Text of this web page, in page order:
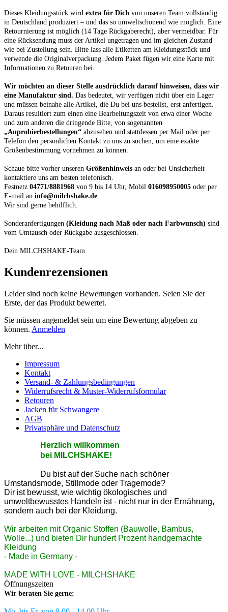
Dieses Kleidungsstück wird extra für Dich von unseren Team vollständig
in Deutschland produziert – und das so umweltschonend wie möglich. Eine
Retournierung ist möglich (14 Tage Rückgaberecht), aber vermeidbar. Für
eine Rücksendung muss der Artikel ungetragen und im gleichen Zustand
wie bei Zustellung sein. Bitte lass alle Etiketten am Kleidungsstück und
verwende die Originalverpackung. Jedem Paket fügen wir eine Karte mit
Informationen zu Retouren bei.
Wir möchten an dieser Stelle ausdrücklich darauf hinweisen, dass wir
eine Manufaktur sind. Das bedeutet, wir verfügen nicht über ein Lager
und müssen beinahe alle Artikel, die Du bei uns bestellst, erst anfertigen.
Daraus resultiert zum einen eine Bearbeitungszeit von etwa einer Woche
und zum anderen die dringende Bitte, von sogenannten
„Anprobierbestellungen“ abzusehen und stattdessen per Mail oder per
Telefon den persönlichen Kontakt zu uns zu suchen, um eine exakte
Größenbestimmung vornehmen zu können.
Schaue bitte vorher unseren Größenhinweis an oder bei Unsicherheit
kontaktiere uns am besten telefonisch.
Festnetz 04771/8881968 von 9 bis 14 Uhr, Mobil 016098950005 oder per
E-mail an info@milchshake.de
Wir sind gerne behilflich.
Sonderanfertigungen (Kleidung nach Maß oder nach Farbwunsch) sind
vom Umtausch oder Rückgabe ausgeschlossen.
Dein MILCHSHAKE-Team
Kundenrezensionen
Leider sind noch keine Bewertungen vorhanden. Seien Sie der
Erste, der das Produkt bewertet.
Sie müssen angemeldet sein um eine Bewertung abgeben zu
können. Anmelden
Mehr über...
Impressum
Kontakt
Versand- & Zahlungsbedingungen
Widerrufsrecht & Muster-Widerrufsformular
Retouren
Jacken für Schwangere
AGB
Privatsphäre und Datenschutz
Herzlich willkommen
bei MILCHSHAKE!
Du bist auf der Suche nach schöner
Umstandsmode, Stillmode oder Tragemode?
Dir ist bewusst, wie wichtig ökologisches und
umweltbewusstes Handeln ist - nicht nur in der Ernährung,
sondern auch bei der Kleidung.
Wir arbeiten mit Organic Stoffen (Bauwolle, Bambus,
Wolle...) und bieten Dir hundert Prozent handgemachte
Kleidung
- Made in Germany -
MADE WITH LOVE - MILCHSHAKE
Öffnungszeiten
Wir beraten Sie gerne: